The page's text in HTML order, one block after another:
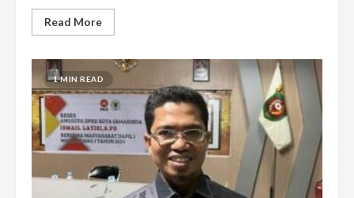
Read More
1 MIN READ